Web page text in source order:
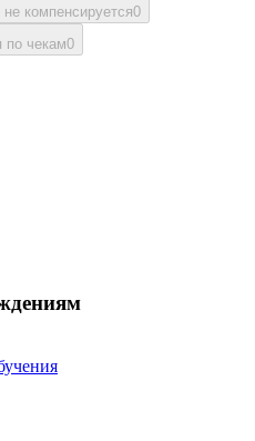
компенсируется0
по чекам0